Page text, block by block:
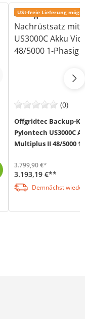
USt-freie Lieferung
(0)
Offgridtec Backup-
Pylontech US3000C
Multiplus II 48/5000
3.799,90 €*
3.193,19 €**
Demnächst